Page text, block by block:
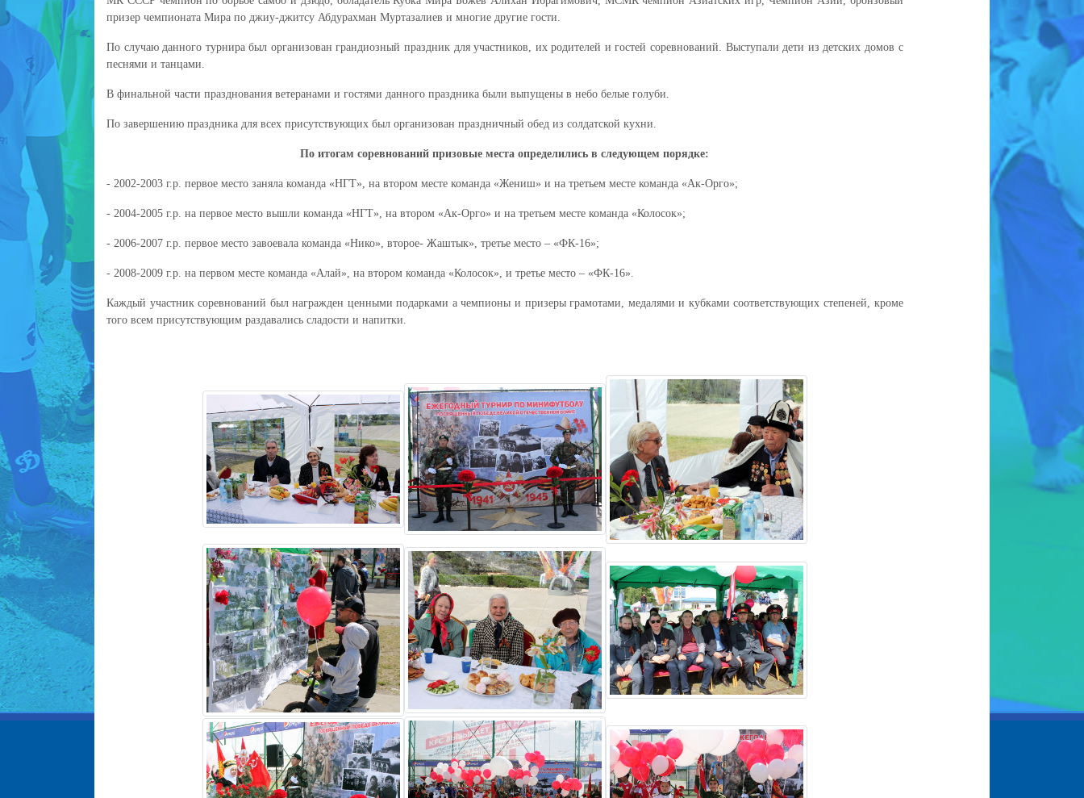
призер чемпионата Мира по джиу-джитсу Абдурахман Муртазалиев и многие другие гости.
По случаю данного турнира был организован грандиозный праздник для участников, их родителей и гостей соревнований. Выступали дети из детских домов с
песнями и танцами.
В финальной части празднования ветеранами и гостями данного праздника были выпущены в небо белые голуби.
По завершению праздника для всех присутствующих был организован праздничный обед из солдатской кухни.
По итогам соревнований призовые места определились в следующем порядке:
- 2002-2003 г.р. первое место заняла команда «НГТ», на втором месте команда «Жениш» и на третьем месте команда «Ак-Орго»;
- 2004-2005 г.р. на первое место вышли команда «НГТ», на втором «Ак-Орго» и на третьем месте команда «Колосок»;
- 2006-2007 г.р. первое место завоевала команда «Нико», второе- Жаштык», третье место – «ФК-16»;
- 2008-2009 г.р. на первом месте команда «Алай», на втором команда «Колосок», и третье место – «ФК-16».
Каждый участник соревнований был награжден ценными подарками а чемпионы и призеры грамотами, медалями и кубками соответствующих степеней, кроме
того всем присутствующим раздавались сладости и напитки.